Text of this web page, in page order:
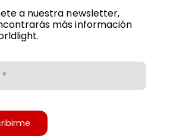
a nuestra newsletter,
más información